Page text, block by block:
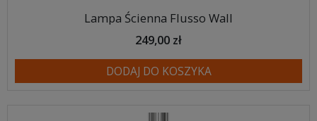
Lampa Ścienna Flusso Wall
249,00 zł
DODAJ DO KOSZYKA